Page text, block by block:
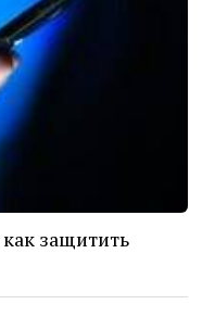
как защитить